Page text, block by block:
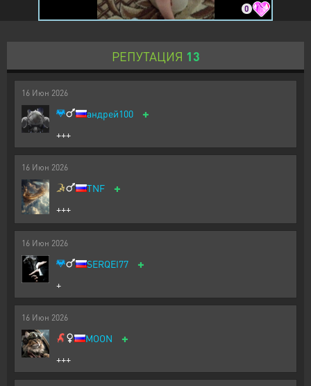
0
РЕПУТАЦИЯ 13
16 Июн 2026
андрей100 +
+++
16 Июн 2026
TNF +
+++
16 Июн 2026
SERQEI77 +
+
16 Июн 2026
MOON +
+++